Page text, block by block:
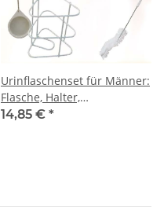
Urinflaschenset für Männer:
Flasche, Halter,
Reinigungsbürste
14,85 € *